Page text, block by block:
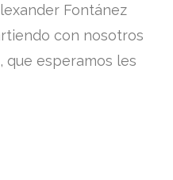
Fontánez
con nosotros
que esperamos les